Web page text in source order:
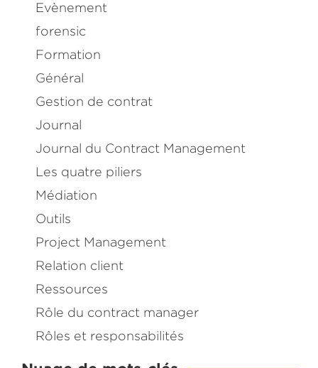
Evènement
forensic
Formation
Général
Gestion de contrat
Journal
Journal du Contract Management
Les quatre piliers
Médiation
Outils
Project Management
Relation client
Ressources
Rôle du contract manager
Rôles et responsabilités
Dans ce livre je partage avec vous comment j’ai